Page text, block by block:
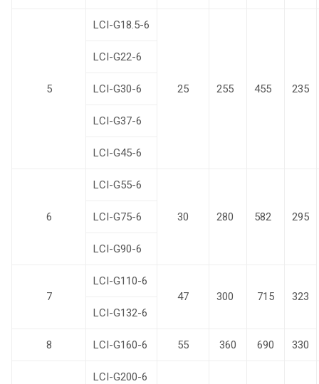
5
LCI-G18.5-6
25 255 455 235
LCI-G22-6
LCI-G30-6
LCI-G37-6
LCI-G45-6
6
LCI-G55-6
30 280 582 295
LCI-G75-6
LCI-G90-6
7
LCI-G110-6
47
300 715
323
LCI-G132-6
8 LCI-G160-6 55 360 690 330
LCI-G200-6